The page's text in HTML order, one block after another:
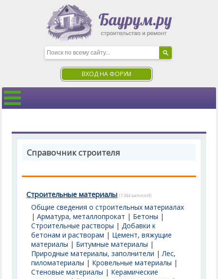
ВХОД НА ФОРУМ
Справочник строителя
Строительные материалы (1344 записей)
Общие сведения о строительных материалах
|Арматура, металлопрокат | Бетоны |
Строительные растворы |Добавки к
бетонам и растворам | Цемент, вяжущие
материалы | Битумные материалы |
Природные материалы, заполнители |Лес,
пиломатериалы | Кровельные материалы |
Стеновые материалы | Керамические